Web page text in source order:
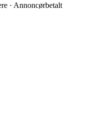
· Annoncørbetalt